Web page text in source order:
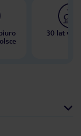
30 lat w